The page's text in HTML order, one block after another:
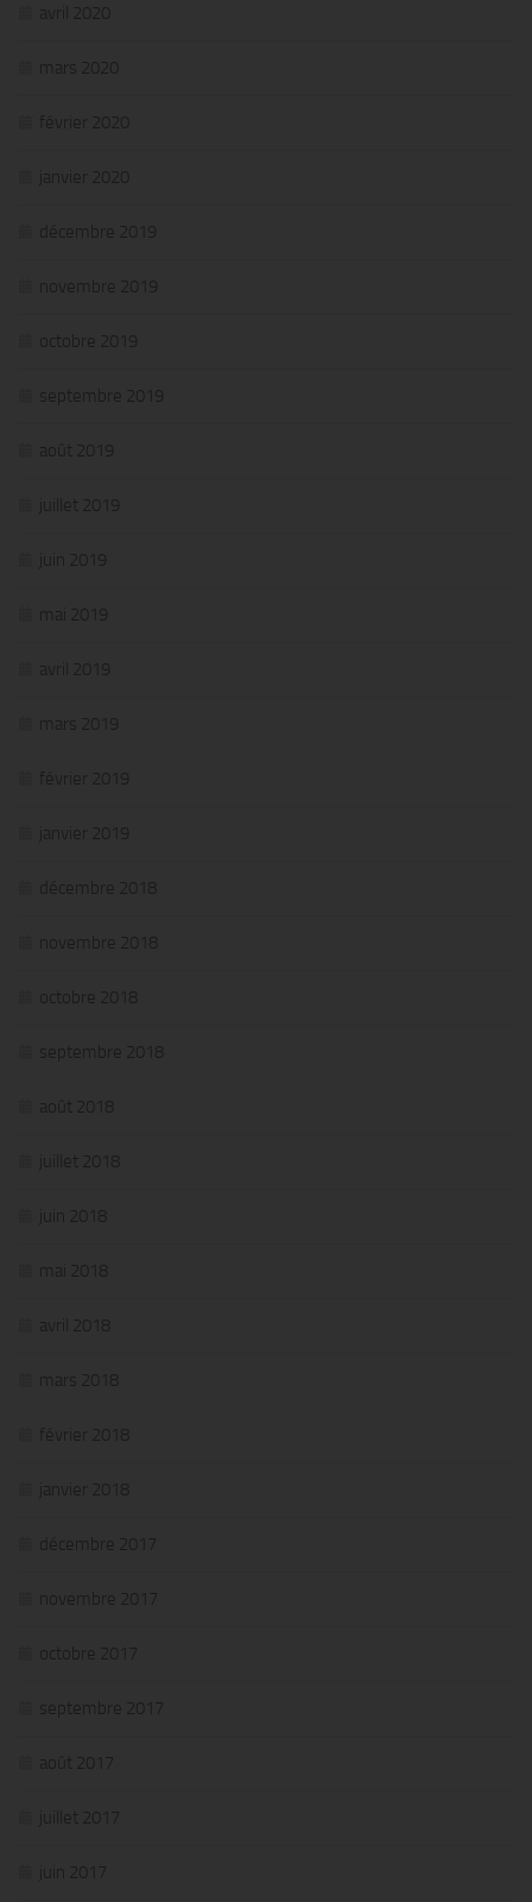
avril 2020
mars 2020
février 2020
janvier 2020
décembre 2019
novembre 2019
octobre 2019
septembre 2019
août 2019
juillet 2019
juin 2019
mai 2019
avril 2019
mars 2019
février 2019
janvier 2019
décembre 2018
novembre 2018
octobre 2018
septembre 2018
août 2018
juillet 2018
juin 2018
mai 2018
avril 2018
mars 2018
février 2018
janvier 2018
décembre 2017
novembre 2017
octobre 2017
septembre 2017
août 2017
juillet 2017
juin 2017